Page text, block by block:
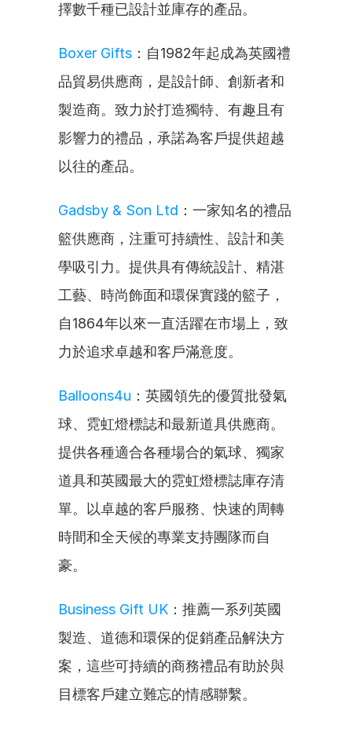
擇數千種已設計並庫存的產品。
Boxer Gifts ：自1982年起成為英國禮
品貿易供應商，是設計師、創新者和
製造商。致力於打造獨特、有趣且有
影響力的禮品，承諾為客戶提供超越
以往的產品。
Gadsby & Son Ltd ：一家知名的禮品
籃供應商，注重可持續性、設計和美
學吸引力。提供具有傳統設計、精湛
工藝、時尚飾面和環保實踐的籃子，
自1864年以來一直活躍在市場上，致
力於追求卓越和客戶滿意度。
Balloons4u ：英國領先的優質批發氣
球、霓虹燈標誌和最新道具供應商。
提供各種適合各種場合的氣球、獨家
道具和英國最大的霓虹燈標誌庫存清
單。以卓越的客戶服務、快速的周轉
時間和全天候的專業支持團隊而自
豪。
Business Gift UK ：推薦一系列英國
製造、道德和環保的促銷產品解決方
案，這些可持續的商務禮品有助於與
目標客戶建立難忘的情感聯繫。